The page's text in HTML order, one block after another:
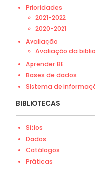
Prioridades
2021-2022
2020-2021
Avaliação
Avaliação da
Aprender BE
Bases de dados
Sistema de
BIBLIOTECAS
Sítios
Dados
Catálogos
Práticas